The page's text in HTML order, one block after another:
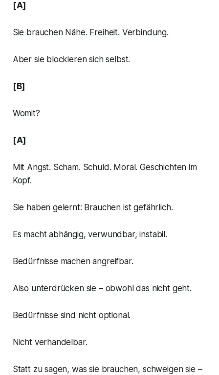
[A]
Sie brauchen Nähe. Freiheit. Verbindung.
Aber sie blockieren sich selbst.
[B]
Womit?
[A]
Mit Angst. Scham. Schuld. Moral. Geschichten im
Kopf.
Sie haben gelernt: Brauchen ist gefährlich.
Es macht abhängig, verwundbar, instabil.
Bedürfnisse machen angreifbar.
Also unterdrücken sie – obwohl das nicht geht.
Bedürfnisse sind nicht optional.
Nicht verhandelbar.
Statt zu sagen, was sie brauchen, schweigen sie –